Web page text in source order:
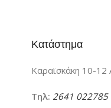
Κατάστημα
Καραϊσκάκη 10-12
Τηλ: 2641 022785